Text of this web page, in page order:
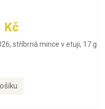
Kč
stříbrná mince v etuji, 17 g